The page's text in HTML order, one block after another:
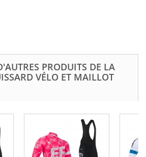
PRODUITS DE LA
VÉLO ET MAILLOT